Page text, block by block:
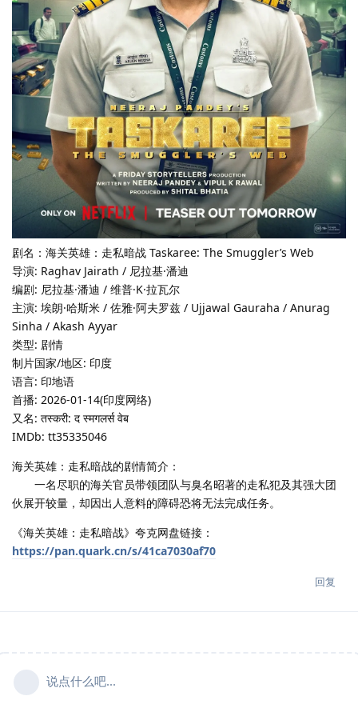
剧名：海关英雄：走私暗战 Taskaree: The Smuggler’s Web
导演: Raghav Jairath / 尼拉基·潘迪
编剧: 尼拉基·潘迪 / 维普·K·拉瓦尔
主演: 埃朗·哈斯米 / 佐雅·阿夫罗兹 / Ujjawal Gauraha / Anurag
Sinha / Akash Ayyar
类型: 剧情
制片国家/地区: 印度
语言: 印地语
首播: 2026-01-14(印度网络)
又名: तस्करी: द स्मगलर्स वेब
IMDb: tt35335046
海关英雄：走私暗战的剧情简介：
一名尽职的海关官员带领团队与臭名昭著的走私犯及其强大团
伙展开较量，却因出人意料的障碍恐将无法完成任务。
《海关英雄：走私暗战》夸克网盘链接：
https://pan.quark.cn/s/41ca7030af70
回复
说点什么吧...